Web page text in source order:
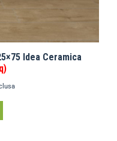
Idea Ceramica